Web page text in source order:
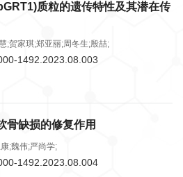
质粒的遗传特性及其潜在传
;贺家琪;郑亚丽;周冬生;殷喆;
1492.2023.08.003
骨缺损的修复作用
;魏伟;严尚学;
1492.2023.08.004